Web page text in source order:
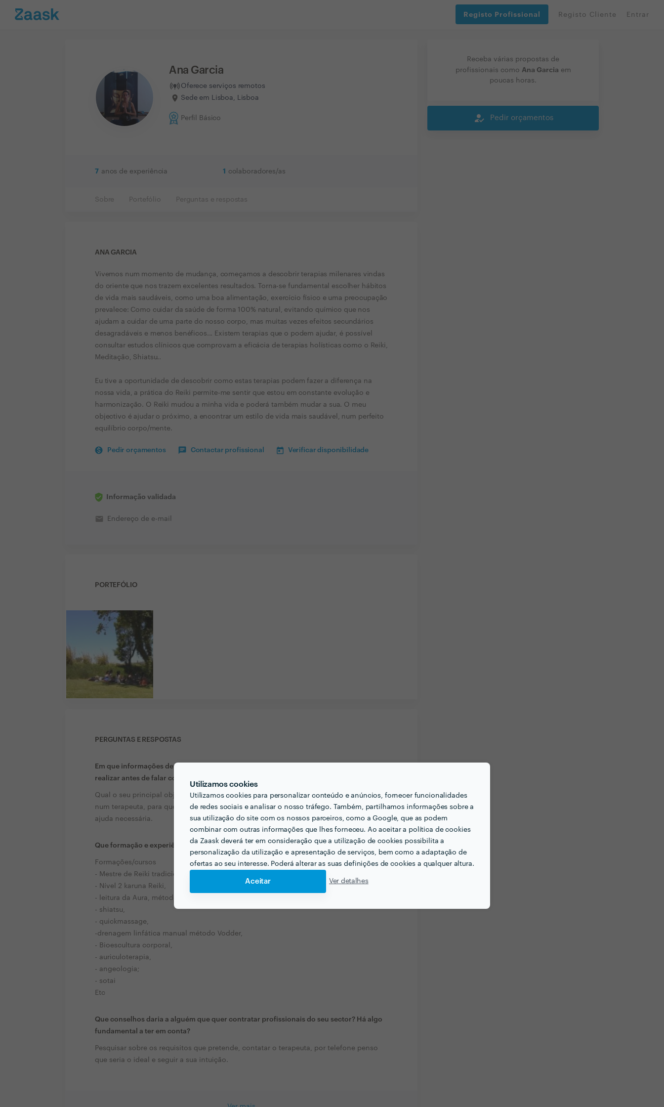
Utilizamos cookies
Utilizamos cookies para personalizar conteúdo e anúncios, fornecer funcionalidades
de redes sociais e analisar o nosso tráfego. Também, partilhamos informações sobre a
sua utilização do site com os nossos parceiros, como a Google, que as podem
combinar com outras informações que lhes forneceu. Ao aceitar a política de cookies
da Zaask deverá ter em consideração que a utilização de cookies possibilita a
personalização da utilização e apresentação de serviços, bem como a adaptação de
ofertas ao seu interesse. Poderá alterar as suas definições de cookies a qualquer altura.
Aceitar Ver detalhes
Registo Profissional Registo Cliente Entrar
Ana Garcia
Oferece serviços remotos
Sede em Lisboa, Lisboa
Perfil Básico
7 anos de experiência 1 colaboradores/as
Sobre Portefólio Perguntas e respostas
ANA GARCIA
Vivemos num momento de mudança, começamos a descobrir terapias milenares vindas
do oriente que nos trazem excelentes resultados. Torna-se fundamental escolher hábitos
de vida mais saudáveis, como uma boa alimentação, exercício físico e uma preocupação
prevalece: Como cuidar da saúde de forma 100% natural, evitando químico que nos
ajudam a cuidar de uma parte do nosso corpo, mas muitas vezes efeitos secundários
desagradáveis e menos benéficos... Existem terapias que o podem ajudar, é possível
consultar estudos clínicos que comprovam a eficácia de terapias holísticas como o Reiki,
Meditação, Shiatsu..
Eu tive a oportunidade de descobrir como estas terapias podem fazer a diferença na
nossa vida, a prática do Reiki permite-me sentir que estou em constante evolução e
harmonização. O Reiki mudou a minha vida e poderá também mudar a sua. O meu
objectivo é ajudar o próximo, a encontrar um estilo de vida mais saudável, num perfeito
equilíbrio corpo/mente.
Pedir orçamentos Contactar profissional Verificar disponibilidade
Informação validada
email Endereço de e-mail
PORTEFÓLIO
PERGUNTAS E RESPOSTAS
Em que informações deve um ou uma cliente pensar acerca do projecto que quer
realizar antes de falar com profissionais?
Qual o seu principal objectivo e reais necessidades e quais as capacidade que procura
num terapeuta, para que lhe possa depositar confiança e assim poder receber toda a
ajuda necessária.
Que formação e experiência tem relacionadas com a sua actividade?
Formações/cursos
- Mestre de Reiki tradicional tibetano,
- Nível 2 karuna Reiki,
- leitura da Aura, método flor de lótus,
- shiatsu,
- quickmassage,
-drenagem linfática manual método Vodder,
- Bioescultura corporal,
- auriculoterapia,
- angeologia;
- sotai
Etc
Que conselhos daria a alguém que quer contratar profissionais do seu sector? Há algo
fundamental a ter em conta?
Pesquisar sobre os requisitos que pretende, contatar o terapeuta, por telefone penso
que seria o ideal e seguir a sua intuição.
Receba várias propostas de
profissionais como Ana Garcia em
poucas horas.
how_to_reg Pedir orçamentos